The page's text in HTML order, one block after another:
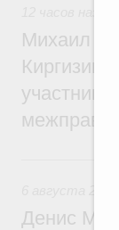
Михаил
Киргизии
Денис